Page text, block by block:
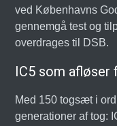
ved Københavns
gennemgå test og
overdrages til DSB.
IC5 som afløser
Med 150 togsæt i
generationer af tog: